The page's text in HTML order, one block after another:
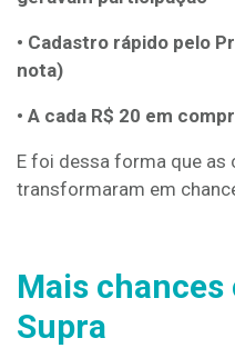
• Cadastro rápido pelo
nota)
• A cada R$ 20 em
E foi dessa forma que as
transformaram em
Mais
Supra